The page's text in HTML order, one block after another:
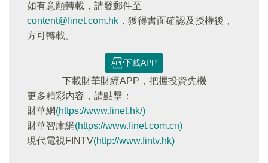
如有意願轉載，請發郵件至
content@finet.com.hk ，獲得書面確認及授權後，
方可轉載。
下載APP
下載財華財經APP，把握投資先機
更多精彩内容，請點擊：
財華網(https://www.finet.hk/)
財華智庫網(https://www.finet.com.cn)
現代電視FINTV(http://www.fintv.hk)